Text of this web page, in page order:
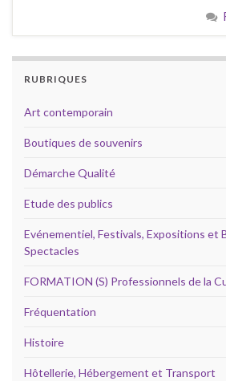
RUBRIQUES
Art contemporain
Boutiques de souvenirs
Démarche Qualité
Etude des publics
Evénementiel, Festivals, Expositions et
Spectacles
FORMATION (S) Professionnels de la
Fréquentation
Histoire
Hôtellerie, Hébergement et Transport